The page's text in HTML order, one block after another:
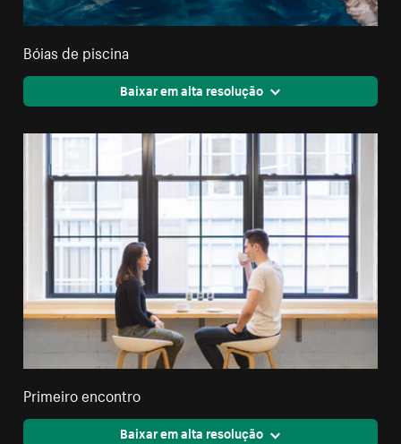
Bóias de piscina
Baixar em alta resolução
Primeiro encontro
Baixar em alta resolução